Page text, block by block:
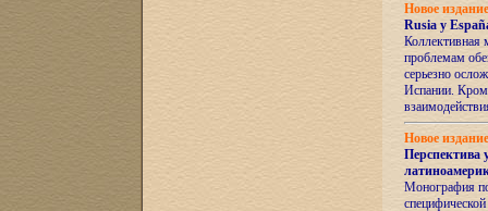
Новое
Rusia y
Коллективная
проблемам
серьезно
Испании.
Новое
Перспектива
Монография